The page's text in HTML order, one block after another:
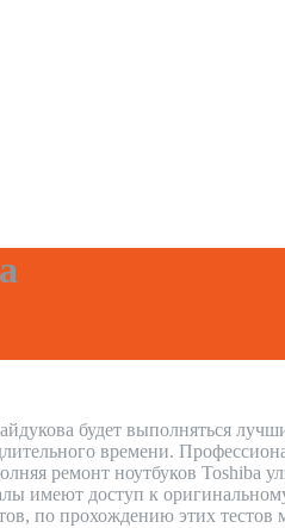
будет выполняться
времени.
ремонт ноутбуков Toshiba
доступ к оригинальному
по прохождению этих